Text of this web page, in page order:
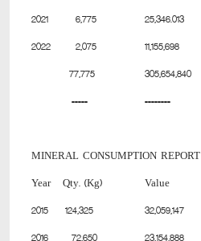
2021 6,775 25,346.013
2022 2,075 11,155,698
77,775
=====
305,654,840
========
MINERAL CONSUMPTION REPORT
Year Qty. (Kg) Value
2015 124,325 32,059,147
2016 72,650 23,154,888